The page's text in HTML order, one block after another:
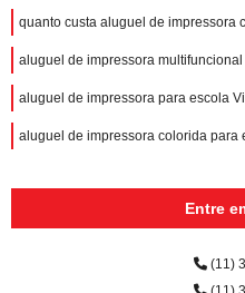
quanto custa aluguel de impressora
aluguel de impressora
aluguel de impressora para escola
aluguel de impressora colorida para
Entre
(11)